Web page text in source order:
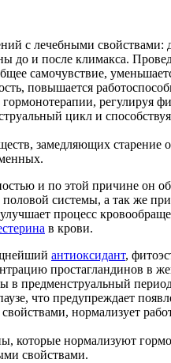
с лечебными свойствами:
до и после климакса.
самочувствие,
повышается
регулируя
цикл и
замедляющих старение
и по этой причине он
системы, а так же
процесс
в крови.
антиоксидант,
простагландинов в
в предменструальный
что предупреждает
нормализует
которые нормализуют
свойствами.